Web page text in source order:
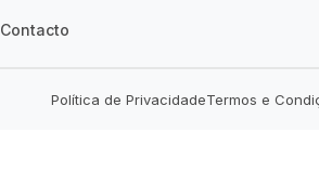
Contacto
Política de PrivacidadeTermos e